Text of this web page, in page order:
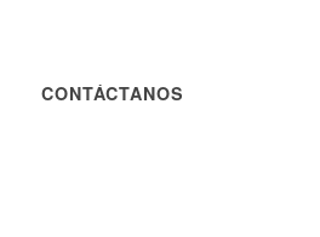
CONTÁCTANOS